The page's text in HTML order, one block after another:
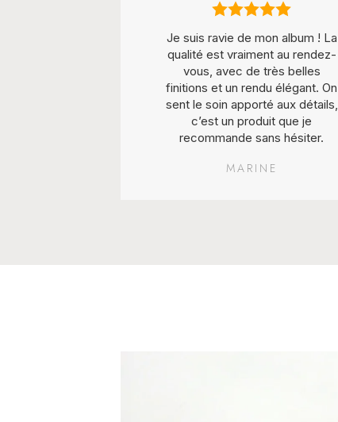
Je suis ravie de mon album ! La
qualité est vraiment au rendez-
vous, avec de très belles
finitions et un rendu élégant. On
sent le soin apporté aux détails,
c’est un produit que je
recommande sans hésiter.
MARINE